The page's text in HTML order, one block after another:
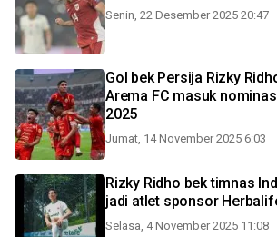
Senin, 22 Desember 2025 20:47
Gol bek Persija Rizky
Arema FC masuk
2025
Jumat, 14 November 2025 6:03
Rizky Ridho bek timnas
jadi atlet sponsor
Selasa, 4 November 2025 11:08